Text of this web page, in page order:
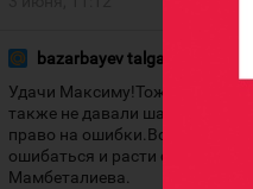
bazarbayev talgat
Удачи Максиму!Тоже долго
также не давали шанс
право на ошибки.Вот
ошибаться и расти с
Мамбеталиева.